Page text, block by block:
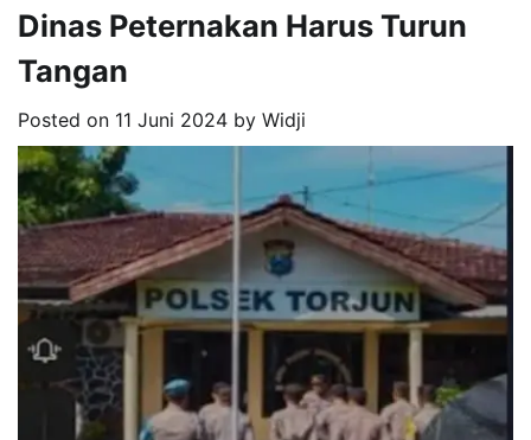
Dinas Peternakan Harus Turun
Tangan
Posted on 11 Juni 2024 by Widji